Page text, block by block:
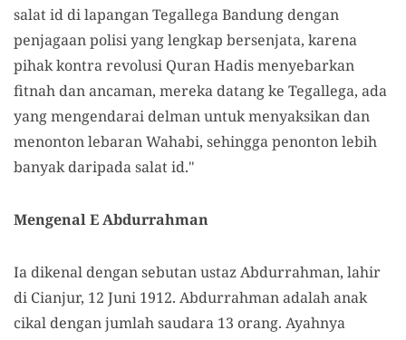
salat id di lapangan Tegallega Bandung dengan
penjagaan polisi yang lengkap bersenjata, karena
pihak kontra revolusi Quran Hadis menyebarkan
fitnah dan ancaman, mereka datang ke Tegallega, ada
yang mengendarai delman untuk menyaksikan dan
menonton lebaran Wahabi, sehingga penonton lebih
banyak daripada salat id."
Mengenal E Abdurrahman
Ia dikenal dengan sebutan ustaz Abdurrahman, lahir
di Cianjur, 12 Juni 1912. Abdurrahman adalah anak
cikal dengan jumlah saudara 13 orang. Ayahnya